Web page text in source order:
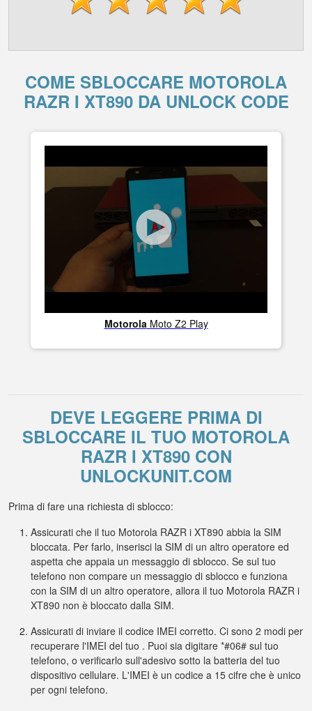
COME SBLOCCARE MOTOROLA
RAZR I XT890 DA UNLOCK CODE
MotorolaMoto Z2 Play
DEVE LEGGERE PRIMA DI
SBLOCCARE IL TUO MOTOROLA
RAZR I XT890 CON
UNLOCKUNIT.COM
Prima di fare una richiesta di sblocco:
Assicurati che il tuo Motorola RAZR i XT890 abbia la SIM
bloccata. Per farlo, inserisci la SIM di un altro operatore ed
aspetta che appaia un messaggio di sblocco. Se sul tuo
telefono non compare un messaggio di sblocco e funziona
con la SIM di un altro operatore, allora il tuo Motorola RAZR i
XT890 non è bloccato dalla SIM.
Assicurati di inviare il codice IMEI corretto. Ci sono 2 modi per
recuperare l'IMEI del tuo . Puoi sia digitare *#06# sul tuo
telefono, o verificarlo sull'adesivo sotto la batteria del tuo
dispositivo cellulare. L'IMEI è un codice a 15 cifre che è unico
per ogni telefono.